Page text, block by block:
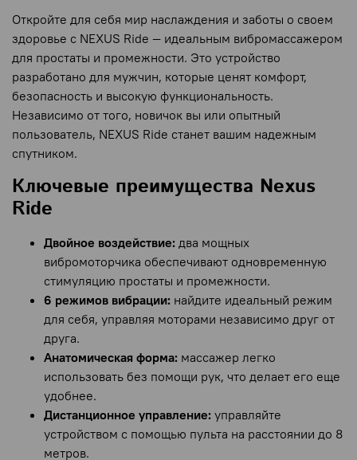
Откройте для себя мир наслаждения и заботы о своем
здоровье с NEXUS Ride — идеальным вибромассажером
для простаты и промежности. Это устройство
разработано для мужчин, которые ценят комфорт,
безопасность и высокую функциональность.
Независимо от того, новичок вы или опытный
пользователь, NEXUS Ride станет вашим надежным
спутником.
Ключевые преимущества Nexus
Ride
Двойное воздействие: два мощных
вибромоторчика обеспечивают одновременную
стимуляцию простаты и промежности.
6 режимов вибрации: найдите идеальный режим
для себя, управляя моторами независимо друг от
друга.
Анатомическая форма: массажер легко
использовать без помощи рук, что делает его еще
удобнее.
Дистанционное управление: управляйте
устройством с помощью пульта на расстоянии до 8
метров.